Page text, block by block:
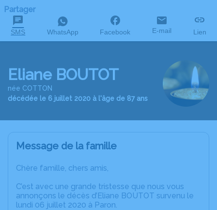
Partager
SMS WhatsApp Facebook E-mail Lien
Eliane BOUTOT
née COTTON
décédée le 6 juillet 2020 à l'âge de 87 ans
Message de la famille
Chère famille, chers amis,
C’est avec une grande tristesse que nous vous
annonçons le décès d’Eliane BOUTOT survenu le
lundi 06 juillet 2020 à Paron.